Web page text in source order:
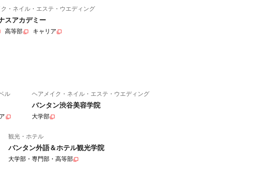
・ネイル・エステ・ウエディング
スアカデミー
高等部 キャリア
ル ヘアメイク・ネイル・エステ・ウエディング
バンタン渋谷美容学院
大学部
観光・ホテル
バンタン外語＆ホテル観光学院
大学部・専門部・高等部